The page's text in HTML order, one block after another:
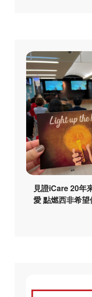
見證iCare 20年
愛 點燃西非希